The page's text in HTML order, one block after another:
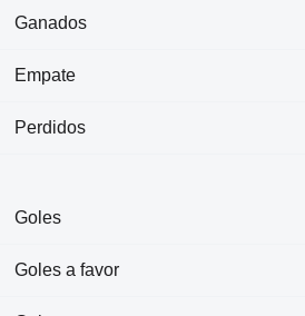
Ganados
Empate
Perdidos
Goles
Goles a favor